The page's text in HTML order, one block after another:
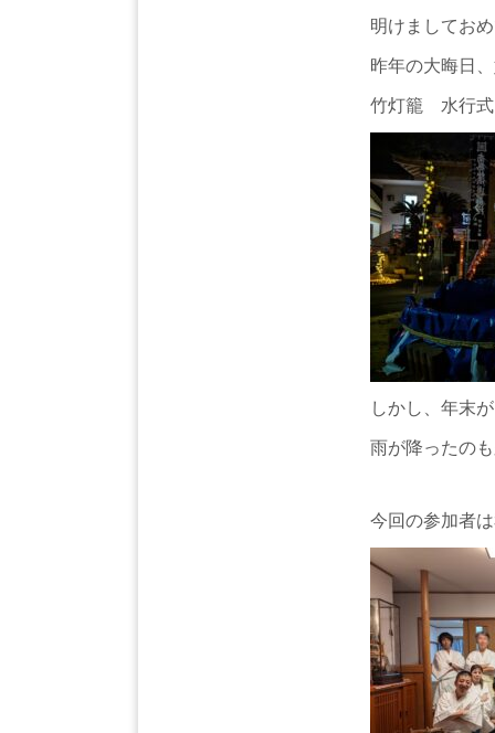
明けましてお
昨年の大晦日
竹灯籠 水行
しかし、年末
雨が降ったの
今回の参加者